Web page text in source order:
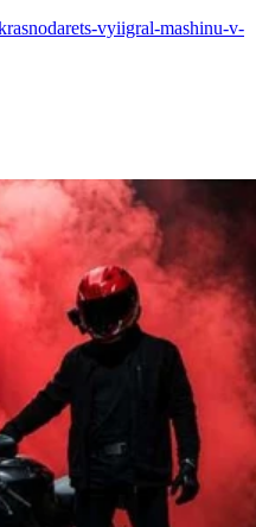
vyiigral-mashinu-v-